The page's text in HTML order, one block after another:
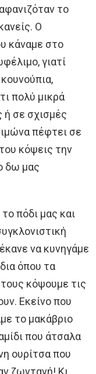
το
Ο
κάναμε στο
γιατί
πολύ μικρά
ή σε σχισμές
πέφτει σε
κόψεις την
δω μας
πόδι μας και
να κυνηγάμε
όπου τα
κόψουμε τις
Εκείνο που
το μακάβριο
που άτσαλα
ουρίτσα που
ζωντανή! Κι